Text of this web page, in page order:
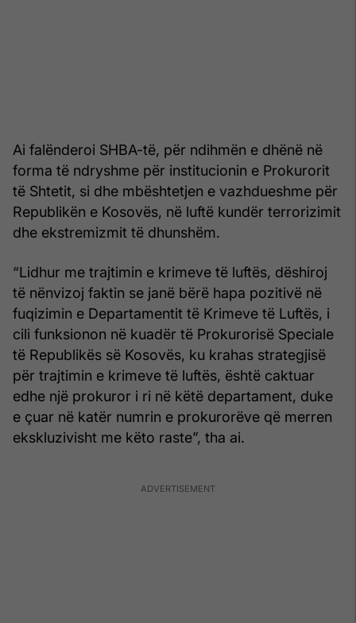
Ai falënderoi SHBA-të, për ndihmën e dhënë në
forma të ndryshme për institucionin e Prokurorit
të Shtetit, si dhe mbështetjen e vazhdueshme për
Republikën e Kosovës, në luftë kundër terrorizimit
dhe ekstremizmit të dhunshëm.
“Lidhur me trajtimin e krimeve të luftës, dëshiroj
të nënvizoj faktin se janë bërë hapa pozitivë në
fuqizimin e Departamentit të Krimeve të Luftës, i
cili funksionon në kuadër të Prokurorisë Speciale
të Republikës së Kosovës, ku krahas strategjisë
për trajtimin e krimeve të luftës, është caktuar
edhe një prokuror i ri në këtë departament, duke
e çuar në katër numrin e prokurorëve që merren
ekskluzivisht me këto raste”, tha ai.